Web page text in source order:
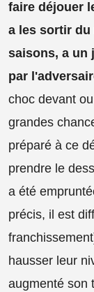
faire déjouer
a les sortir du
saisons, a un
par
choc devant
grandes
préparé à ce
prendre le
a été
précis, il est
hausser leur
augmenté son